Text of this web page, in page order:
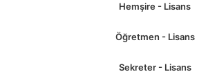
Hemşire - Lisans
Öğretmen - Lisans
Sekreter - Lisans